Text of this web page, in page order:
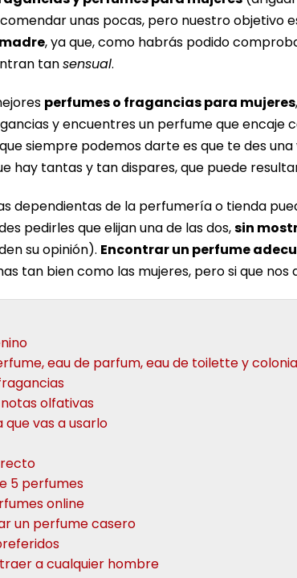
unas pocas, pero nuestro objetivo
, ya que, como habrás podido
tansensual.
perfumes o fragancias para mujeres
y encuentres un perfume que encaje
siempre podemos darte es que te des
hay tantas y tan dispares, que puede
dependientas de la perfumería o tienda
pedirles que elijan una de las dos,sin
su opinión). Encontrar un perfume
tan bien como las mujeres, pero si que
eau de parfum, eau de toilette y colonia
olfativas
vas a usarlo
5 perfumes
online
un perfume casero
a cualquier hombre